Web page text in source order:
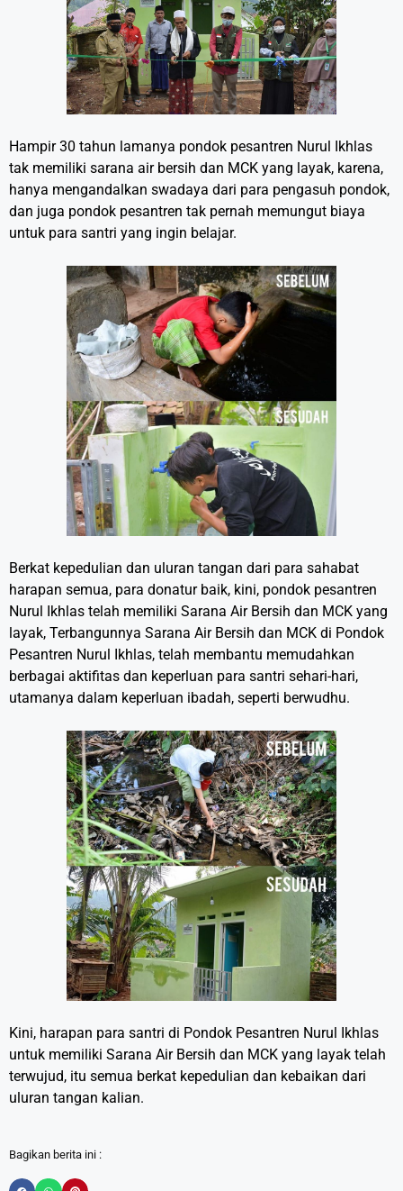
Hampir 30 tahun lamanya pondok pesantren Nurul Ikhlas
tak memiliki sarana air bersih dan MCK yang layak, karena,
hanya mengandalkan swadaya dari para pengasuh pondok,
dan juga pondok pesantren tak pernah memungut biaya
untuk para santri yang ingin belajar.
Berkat kepedulian dan uluran tangan dari para sahabat
harapan semua, para donatur baik, kini, pondok pesantren
Nurul Ikhlas telah memiliki Sarana Air Bersih dan MCK yang
layak, Terbangunnya Sarana Air Bersih dan MCK di Pondok
Pesantren Nurul Ikhlas, telah membantu memudahkan
berbagai aktifitas dan keperluan para santri sehari-hari,
utamanya dalam keperluan ibadah, seperti berwudhu.
Kini, harapan para santri di Pondok Pesantren Nurul Ikhlas
untuk memiliki Sarana Air Bersih dan MCK yang layak telah
terwujud, itu semua berkat kepedulian dan kebaikan dari
uluran tangan kalian.
Bagikan berita ini :